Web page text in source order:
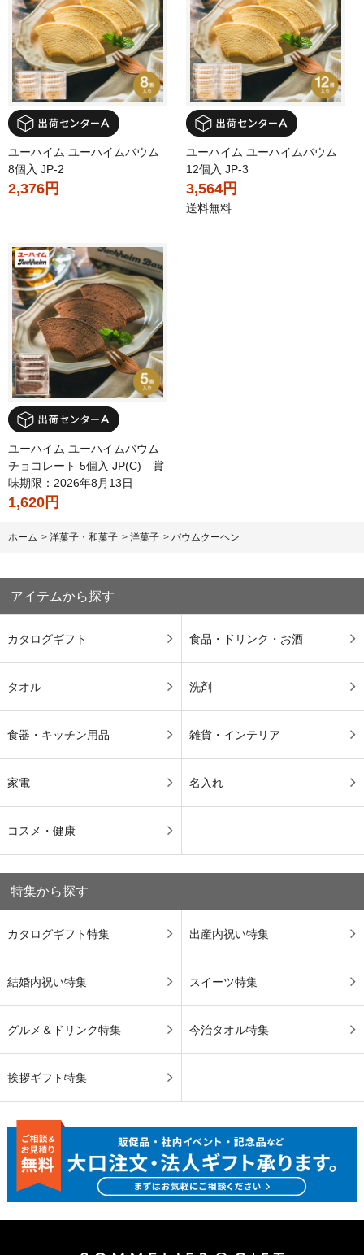
ユーハイム ユーハイムバウム
8個入 JP-2
2,376円
ユーハイム ユーハイムバウム
12個入 JP-3
3,564円
送料無料
ユーハイム ユーハイムバウム
チョコレート 5個入 JP(C) 賞
味期限：2026年8月13日
1,620円
ホーム > 洋菓子・和菓子 > 洋菓子 > バウムクーヘン
アイテムから探す
カタログギフト 食品・ドリンク・お酒
タオル 洗剤
食器・キッチン用品 雑貨・インテリア
家電 名入れ
コスメ・健康
特集から探す
カタログギフト特集 出産内祝い特集
結婚内祝い特集 スイーツ特集
グルメ＆ドリンク特集 今治タオル特集
挨拶ギフト特集